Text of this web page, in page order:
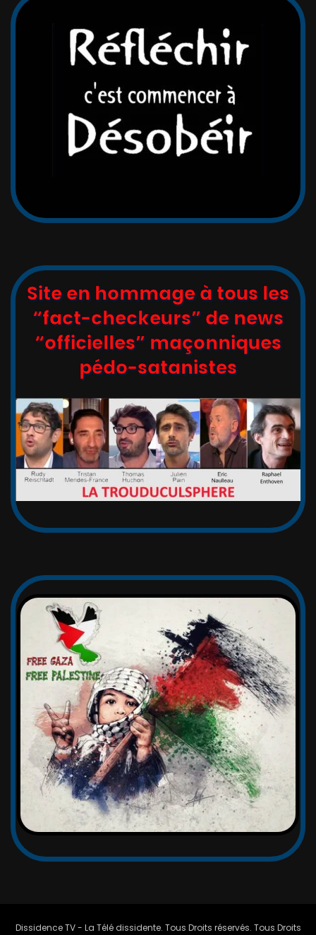
Site en hommage à tous les
“fact-checkeurs” de news
“officielles” maçonniques
pédo-satanistes
Dissidence TV - La Télé dissidente. Tous Droits réservés. Tous Droits